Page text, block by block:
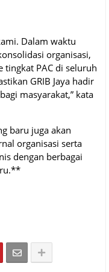
Dalam waktu
organisasi,
tingkat PAC di seluruh
GRIB Jaya hadir
masyarakat,” kata
baru juga akan
organisasi serta
dengan berbagai